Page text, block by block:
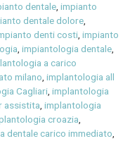
dentale ,impianto
dentale dolore
denti costi ,impianto
,impiantologia dentale
a carico
milano ,implantologia all
Cagliari ,implantologia
assistita ,implantologia
croazia
dentale carico immediato